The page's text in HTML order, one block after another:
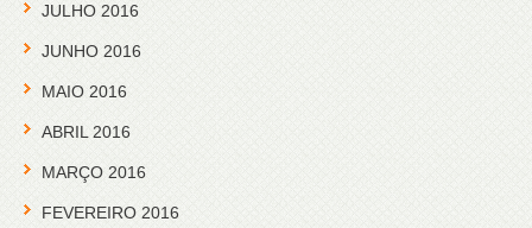
JULHO 2016
JUNHO 2016
MAIO 2016
ABRIL 2016
MARÇO 2016
FEVEREIRO 2016